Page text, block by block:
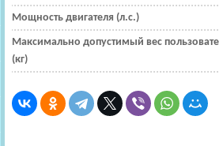
Мощность двигателя (л.с.)
Максимально допустимый вес
(кг)